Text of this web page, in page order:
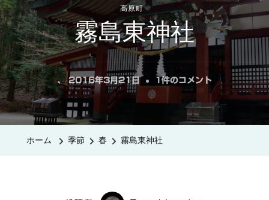
高原町
霧島東神社
、2016年3月21日 霧
島
1件のコメント
ホーム 季節 春 霧島東神社